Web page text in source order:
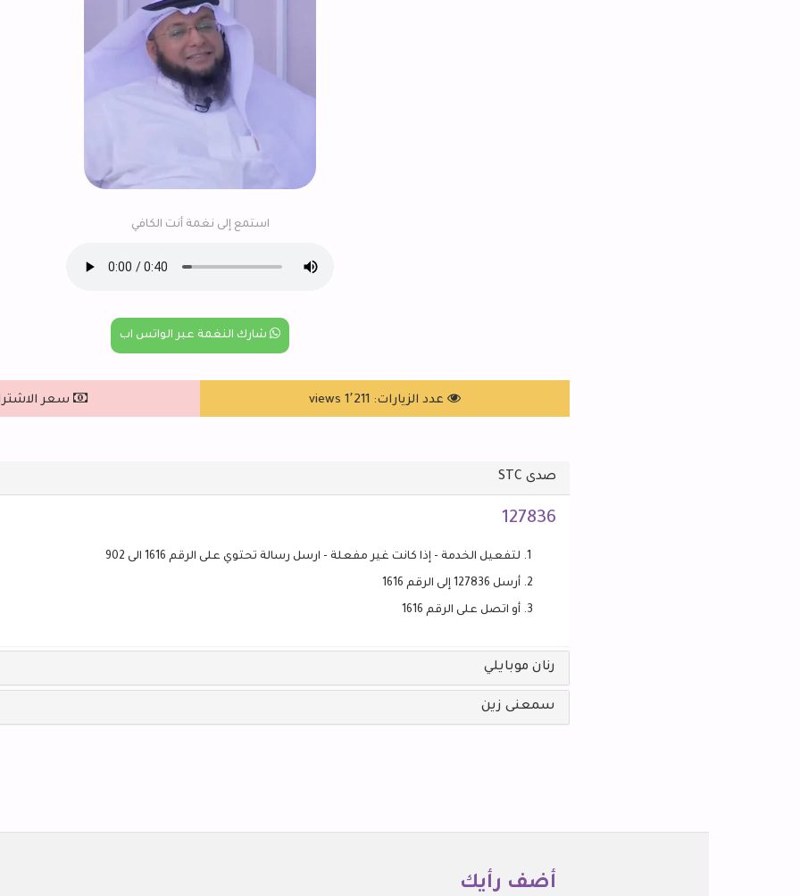
استمع إلى نغمة أنت الكافي
شارك النغمة عبر الواتس اب
عدد الزيارات: 1٬211 views سعر الاشتراك :
صدى STC
127836
لتفعيل الخدمة - إذا كانت غير مفعلة - ارسل رسالة تحتوي على الرقم 1616 الى 902
أرسل 127836 إلى الرقم 1616
أو اتصل على الرقم 1616
رنان موبايلي
سمعنى زين
أضف رأيك